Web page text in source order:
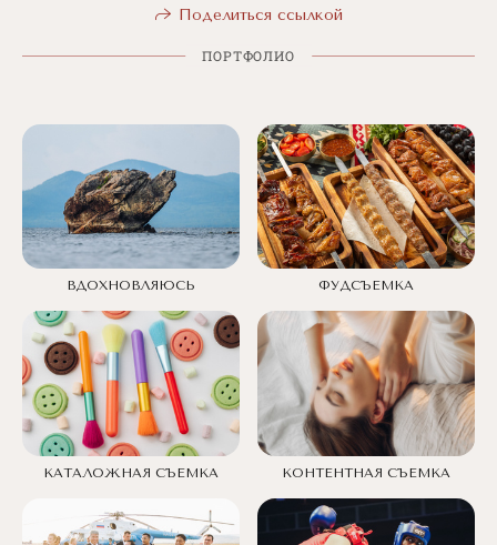
Поделиться ссылкой
ПОРТФОЛИО
ВДОХНОВЛЯЮСЬ ФУДСЪЕМКА
КАТАЛОЖНАЯ СЪЕМКА КОНТЕНТНАЯ СЪЕМКА